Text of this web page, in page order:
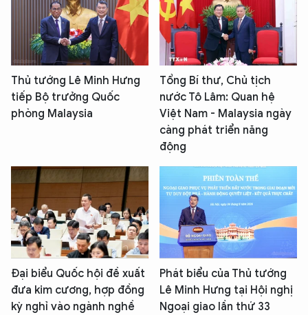
Thủ tướng Lê Minh Hưng
tiếp Bộ trưởng Quốc
phòng Malaysia
Tổng Bí thư, Chủ tịch
nước Tô Lâm: Quan hệ
Việt Nam - Malaysia ngày
càng phát triển năng
động
Đại biểu Quốc hội đề xuất
đưa kim cương, hợp đồng
kỳ nghỉ vào ngành nghề
Phát biểu của Thủ tướng
Lê Minh Hưng tại Hội nghị
Ngoại giao lần thứ 33